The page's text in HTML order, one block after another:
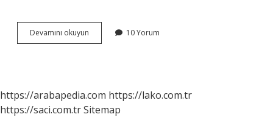
Devamını okuyun
Doğan
Mu
10 Yorum
https://arabapedia.com https://lako.com.tr
https://saci.com.trSitemap